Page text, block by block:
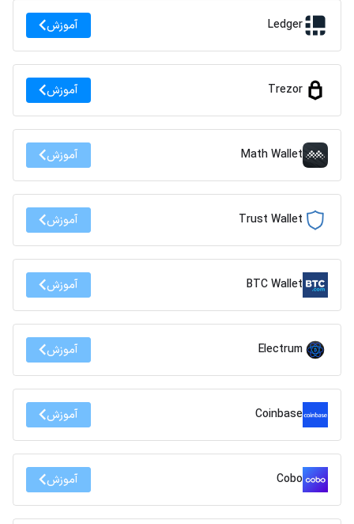
Ledger آموزش
Trezor آموزش
Math Wallet آموزش
Trust Wallet آموزش
BTC Wallet آموزش
Electrum آموزش
Coinbase آموزش
Cobo آموزش